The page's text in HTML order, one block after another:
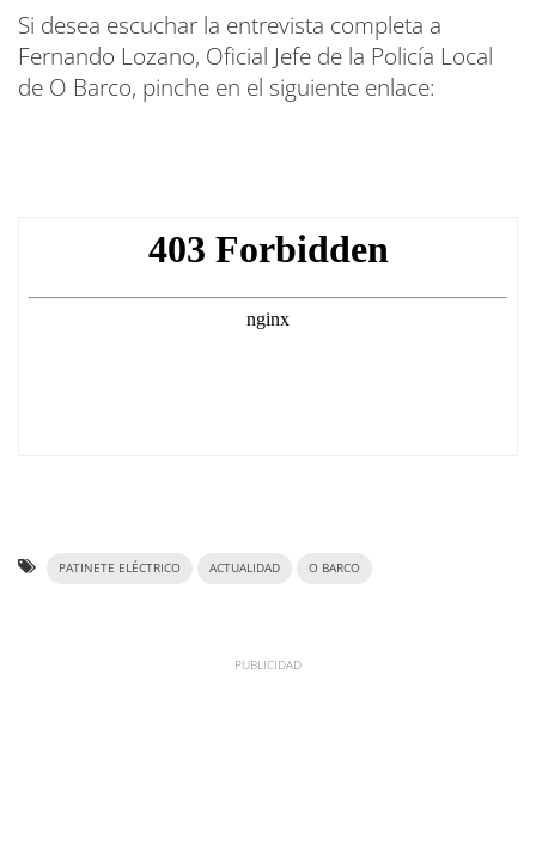
Si desea escuchar la entrevista completa a
Fernando Lozano, Oficial Jefe de la Policía Local
de O Barco, pinche en el siguiente enlace:
PATINETE ELÉCTRICO ACTUALIDAD O BARCO